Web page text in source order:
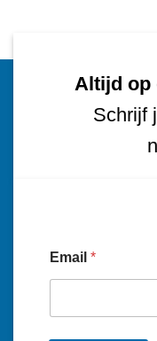
Altijd op
Schrijf
Email *